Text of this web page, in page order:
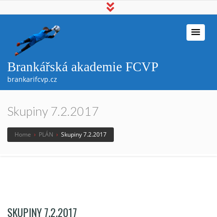
Brankářská akademie FCVP
brankarifcvp.cz
Skupiny 7.2.2017
Home › PLÁN › Skupiny 7.2.2017
SKUPINY 7.2.2017